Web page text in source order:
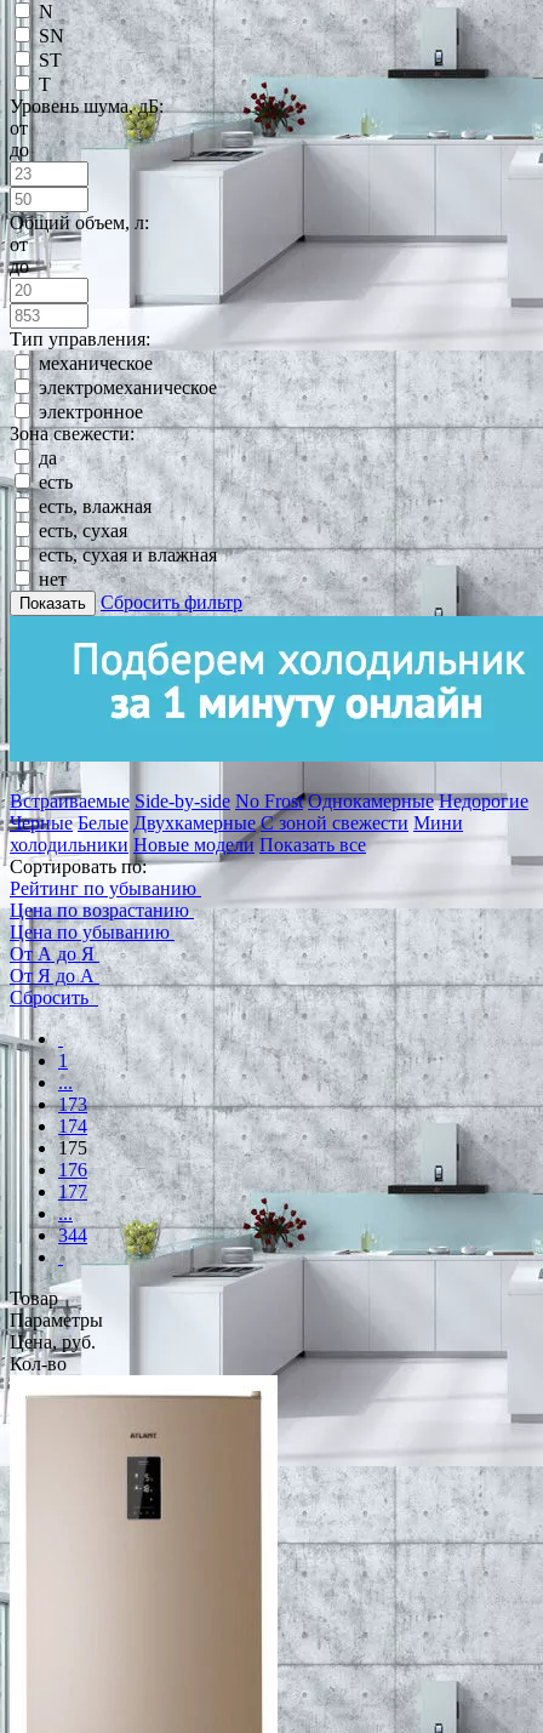
N
SN
ST
T
Уровень шума, дБ:
от
до
Общий объем, л:
от
до
Тип управления:
механическое
электромеханическое
электронное
Зона свежести:
да
есть
есть, влажная
есть, сухая
есть, сухая и влажная
нет
Показать Сбросить фильтр
Встраиваемые Side-by-side No Frost Однокамерные Недорогие
Черные Белые Двухкамерные С зоной свежести Мини
холодильники Новые модели Показать все
Сортировать по:
Рейтинг по убыванию
Цена по возрастанию
Цена по убыванию
От А до Я
От Я до А
Сбросить
1
...
173
174
175
176
177
...
344
Товар
Параметры
Цена, руб.
Кол-во